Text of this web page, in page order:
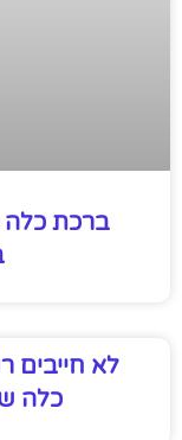
ברכת כלה
לא חייבים
כלה